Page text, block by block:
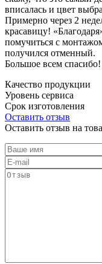
вписалась и цвет
Примерно через 2
красавицу!
помучиться с
получился отменный.
Большое всем
Качество продукции
Уровень сервиса
Срок изготовления
Оставить отзыв
Оставить отзыв на